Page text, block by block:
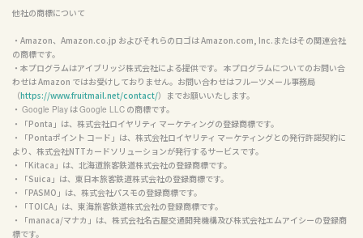
他社の商標について
・Amazon、Amazon.co.jp およびそれらのロゴは Amazon.com, Inc.またはその関連会社
の商標です。
・本プログラムはアイブリッジ株式会社による提供です。 本プログラムについてのお問い合
わせは Amazon ではお受けしておりません。お問い合わせはフルーツメール事務局
（https://www.fruitmail.net/contact/）までお願いいたします。
・ Google Play は Google LLC の商標です。
・「Ponta」は、株式会社ロイヤリティ マーケティングの登録商標です。
・「Pontaポイント コード」は、株式会社ロイヤリティ マーケティングとの発行許諾契約に
より、株式会社NTTカードソリューションが発行するサービスです。
・「Kitaca」は、北海道旅客鉄道株式会社の登録商標です。
・「Suica」は、東日本旅客鉄道株式会社の登録商標です。
・「PASMO」は、株式会社パスモの登録商標です。
・「TOICA」は、東海旅客鉄道株式会社の登録商標です。
・「manaca/マナカ」は、株式会社名古屋交通開発機構及び株式会社エムアイシーの登録商
標です。